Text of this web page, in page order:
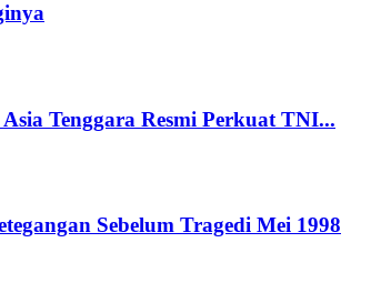
Tenggara Resmi Perkuat TNI...
Sebelum Tragedi Mei 1998